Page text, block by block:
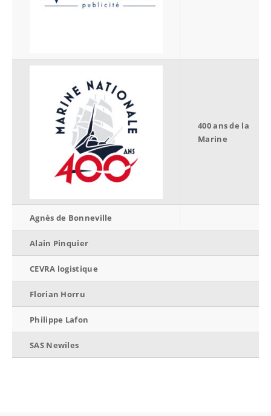
400 ans de la
Marine
Agnès de Bonneville
Alain Pinquier
CEVRA logistique
Florian Horru
Philippe Lafon
SAS Newiles